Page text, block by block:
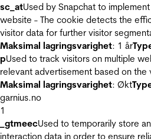
sc_atUsed by Snapchat to
website - The cookie detects the
visitor data for further visitor
Maksimal lagringsvarighet: 1 år
pUsed to track visitors on multiple
relevant advertisement based on the
Maksimal lagringsvarighet: Økt
garnius.no
1
_gtmeecUsed to temporarily store
interaction data in order to ensure